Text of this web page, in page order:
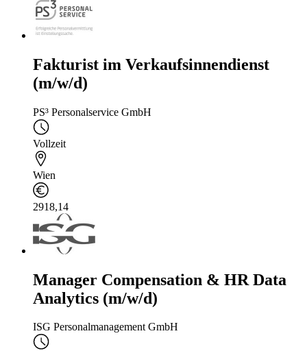
Fakturist im Verkaufsinnendienst
(m/w/d)
PS³ Personalservice GmbH
Vollzeit
Wien
2918,14
Manager Compensation & HR Data
Analytics (m/w/d)
ISG Personalmanagement GmbH